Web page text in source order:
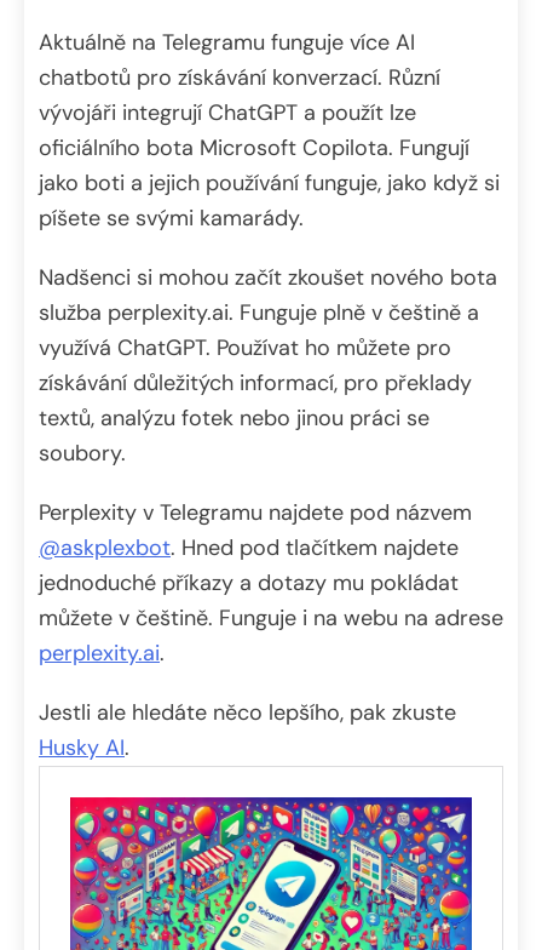
Aktuálně na Telegramu funguje více AI
chatbotů pro získávání konverzací. Různí
vývojáři integrují ChatGPT a použít lze
oficiálního bota Microsoft Copilota. Fungují
jako boti a jejich používání funguje, jako když si
píšete se svými kamarády.
Nadšenci si mohou začít zkoušet nového bota
služba perplexity.ai. Funguje plně v češtině a
využívá ChatGPT. Používat ho můžete pro
získávání důležitých informací, pro překlady
textů, analýzu fotek nebo jinou práci se
soubory.
Perplexity v Telegramu najdete pod názvem
@askplexbot. Hned pod tlačítkem najdete
jednoduché příkazy a dotazy mu pokládat
můžete v češtině. Funguje i na webu na adrese
perplexity.ai.
Jestli ale hledáte něco lepšího, pak zkuste
Husky AI.